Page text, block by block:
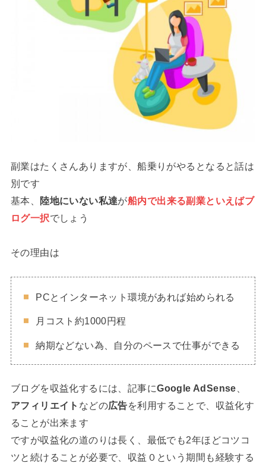
副業はたくさんありますが、船乗りがやるとなると話は
別です
基本、
陸地にいない私達が船内で出来る副業といえばブ
ログ一択でしょう
その理由は
PCとインターネット環境があれば始められる
月コスト約1000円程
納期などない為、自分のペースで仕事ができる
ブログを収益化するには、記事にGoogle AdSense
アフィリエイト などの広告を利用することで、収益化す
ることが出来ます
ですが収益化の道のりは長く、最低でも2年ほどコツコ
ツと続けることが必要で、収益０という期間も経験する